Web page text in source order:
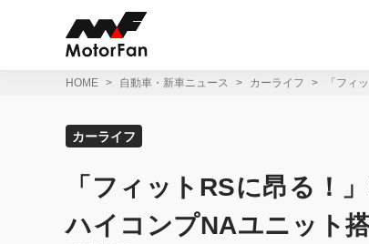
HOME 自動車・新車ニュース カーライフ 「フィ
カーライフ
「フィットRSに昂る！
ハイコンプNAユニット